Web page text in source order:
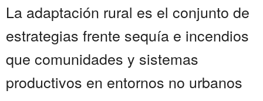
La adaptación rural es el conjunto de
estrategias frente sequía e incendios
que comunidades y sistemas
productivos en entornos no urbanos